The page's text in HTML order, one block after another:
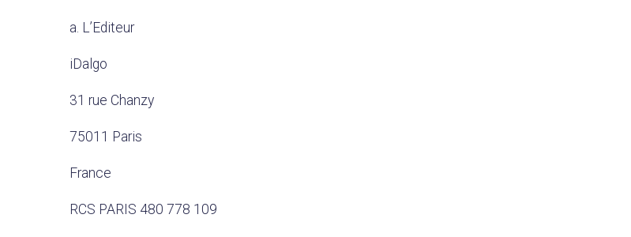
a. L’Editeur
iDalgo
31 rue Chanzy
75011 Paris
France
RCS PARIS 480 778 109